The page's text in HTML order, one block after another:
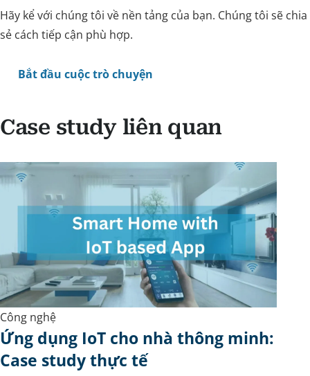
Hãy kể với chúng tôi về nền tảng của bạn. Chúng tôi sẽ chia
sẻ cách tiếp cận phù hợp.
Bắt đầu cuộc trò chuyện
Case study liên quan
Công nghệ
Ứng dụng IoT cho nhà thông minh:
Case study thực tế